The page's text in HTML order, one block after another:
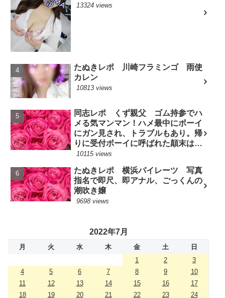
13324 views
たぬきレポ 川崎フラミンゴ 雨使
カレン
10813 views
同志レポ くず親父 ゴム持参でハ
メる気マンマン！ハメ最中にボーイ
にガン見され、トラブルもあり。帰
りに受付ボーイに呼ばれた顛末は？
(7/10現役嬢)
10115 views
たぬきレポ 横浜パイレーツ 写真
指名で即尺、即アナル、ごっくんの
潮吹き嬢
9698 views
2022年7月
月 火 水 木 金 土
日
1
2
3
4
5 6 7 8 9
10
11
12 13 14 15 16
17
18
19 20 21 22 23 24